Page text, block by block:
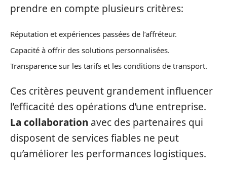
prendre en compte plusieurs critères:
Réputation et expériences passées de l’affréteur.
Capacité à offrir des solutions personnalisées.
Transparence sur les tarifs et les conditions de transport.
Ces critères peuvent grandement influencer
l’efficacité des opérations d’une entreprise.
La collaboration avec des partenaires qui
disposent de services fiables ne peut
qu’améliorer les performances logistiques.